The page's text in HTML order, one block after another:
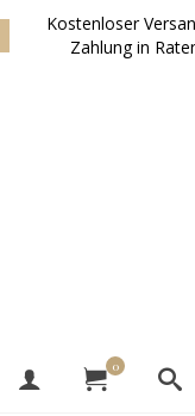
Kostenloser
Zahlung in
0